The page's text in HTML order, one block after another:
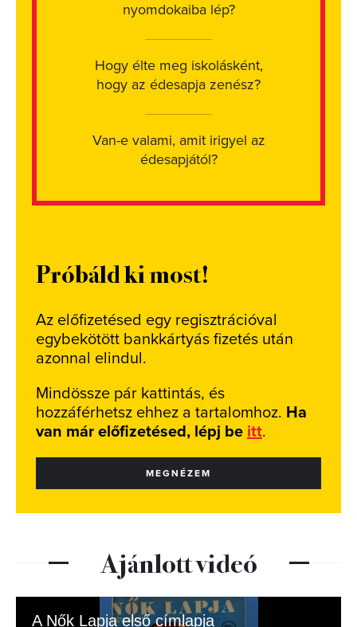
nyomdokaiba lép?
Hogy élte meg iskolásként,
hogy az édesapja zenész?
Van-e valami, amit irigyel az
édesapjától?
Próbáld ki most!
Az előfizetésed egy regisztrációval
egybekötött bankkártyás fizetés után
azonnal elindul.
Mindössze pár kattintás, és
hozzáférhetsz ehhez a tartalomhoz. Ha
van már előfizetésed, lépj be itt.
MEGNÉZEM
Ajánlott videó
A Nők Lapja első címlapja